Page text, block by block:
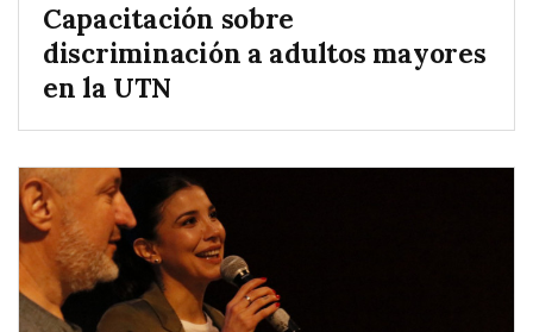
Capacitación sobre
discriminación a adultos mayores
en la UTN